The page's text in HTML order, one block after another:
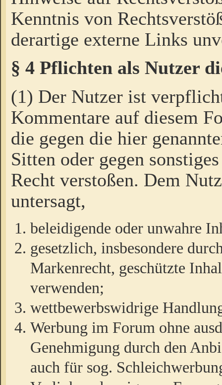
Kenntnis von
derartige externe Links
§ 4 Pflichten als Nutzer
(1) Der Nutzer ist
Kommentare auf diesem
die gegen die hier
Sitten oder gegen
Recht verstoßen. Dem
untersagt,
beleidigende oder unwahre
gesetzlich, insbesondere
Markenrecht, geschützte
verwenden;
wettbewerbswidrige
Werbung im Forum ohne
Genehmigung durch den
auch für sog.